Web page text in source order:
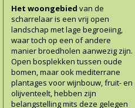
Het woongebied van de
scharrelaar is een vrij open
landschap met lage begroeiing,
waar toch op een of andere
manier broedholen aanwezig zijn.
Open bosplekken tussen oude
bomen, maar ook mediterrane
plantages voor wijnbouw, fruit- en
olijventeelt, hebben zijn
belangstelling mits deze gelegen